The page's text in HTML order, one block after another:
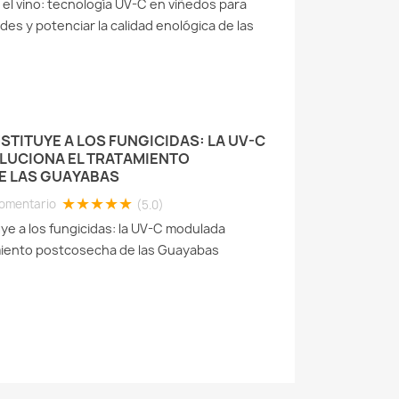
nuestra cinta LED
con protección
y resistente.
profesional para...
vino: tecnología UV-C en viñedos para
y potenciar la calidad enológica de las
A LOS FUNGICIDAS: LA UV-C
EL TRATAMIENTO
LAS GUAYABAS
★★★★★ (5.0)
a los fungicidas: la UV-C modulada
postcosecha de las Guayabas